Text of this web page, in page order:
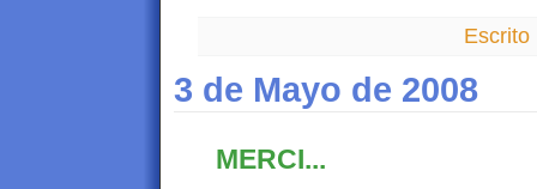
3 de Mayo de 2008
MERCI...